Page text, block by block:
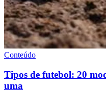
Conteúdo
Tipos de futebol: 20
uma